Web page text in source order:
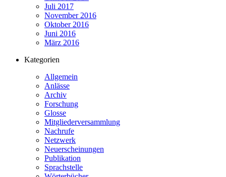
Juli 2017
November 2016
Oktober 2016
Juni 2016
März 2016
Kategorien
Allgemein
Anlässe
Archiv
Forschung
Glosse
Mitgliederversammlung
Nachrufe
Netzwerk
Neuerscheinungen
Publikation
Sprachstelle